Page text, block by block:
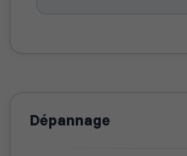
Dépannage